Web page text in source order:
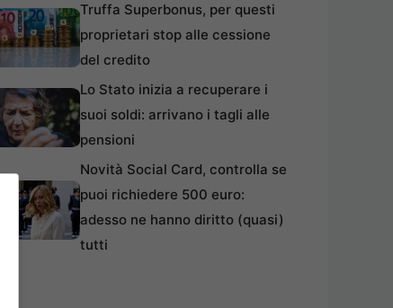
Truffa Superbonus, per questi
proprietari stop alle cessione
del credito
Lo Stato inizia a recuperare i
suoi soldi: arrivano i tagli alle
pensioni
Novità Social Card, controlla se
puoi richiedere 500 euro:
adesso ne hanno diritto (quasi)
tutti